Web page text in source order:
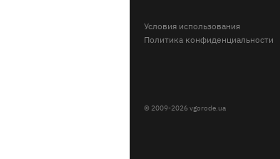
Условия использования
Политика конфиденциальности
© 2009-2026 vgorode.ua